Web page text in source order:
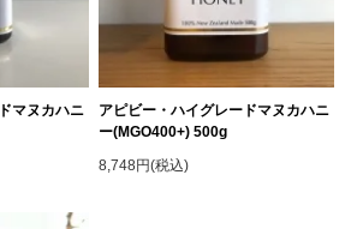
マヌカハニ
アピビー・ハイグレードマヌカハニ
ー(MGO400+) 500g
8,748円(税込)